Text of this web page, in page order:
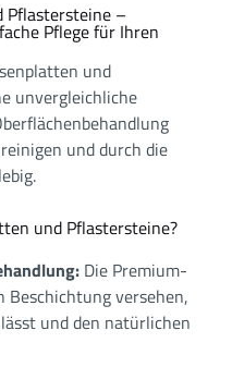
Pflastersteine –
Pflege für Ihren
und
unvergleichliche
und durch die
und Pflastersteine?
Die Premium-
Beschichtung versehen,
und den natürlichen